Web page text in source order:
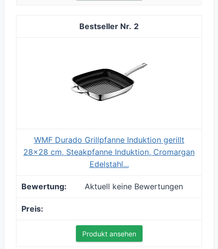
2
WMF Durado Grillpfanne Induktion gerillt
28x28 cm, Steakpfanne Induktion, Cromargan
Edelstahl...
Aktuell keine Bewertungen
Produkt ansehen